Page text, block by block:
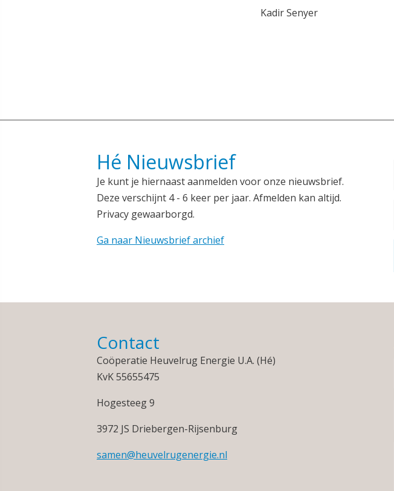
Kadir Senyer
Hé Nieuwsbrief
Je kunt je hiernaast aanmelden voor onze nieuwsbrief.
Deze verschijnt 4 - 6 keer per jaar. Afmelden kan altijd.
Privacy gewaarborgd.
Ga naar Nieuwsbrief archief
Contact
Coöperatie Heuvelrug Energie U.A. (Hé)
KvK 55655475
Hogesteeg 9
3972 JS Driebergen-Rijsenburg
samen@heuvelrugenergie.nl